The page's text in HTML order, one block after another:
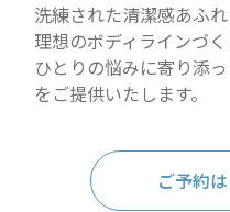
洗練された清潔感あふ
理想のボディラインづ
ひとりの悩みに寄り添
をご提供いたします。
ご予約